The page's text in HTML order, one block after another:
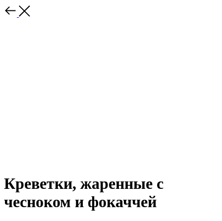
Креветки, жаренные с
чесноком и фокаччей